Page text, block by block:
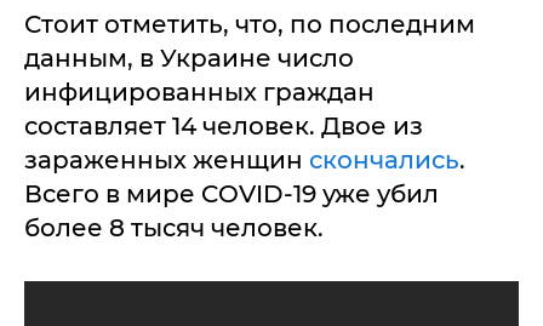
Стоит отметить, что, по последним
данным, в Украине число
инфицированных граждан
составляет 14 человек. Двое из
зараженных женщин скончались.
Всего в мире COVID-19 уже убил
более 8 тысяч человек.